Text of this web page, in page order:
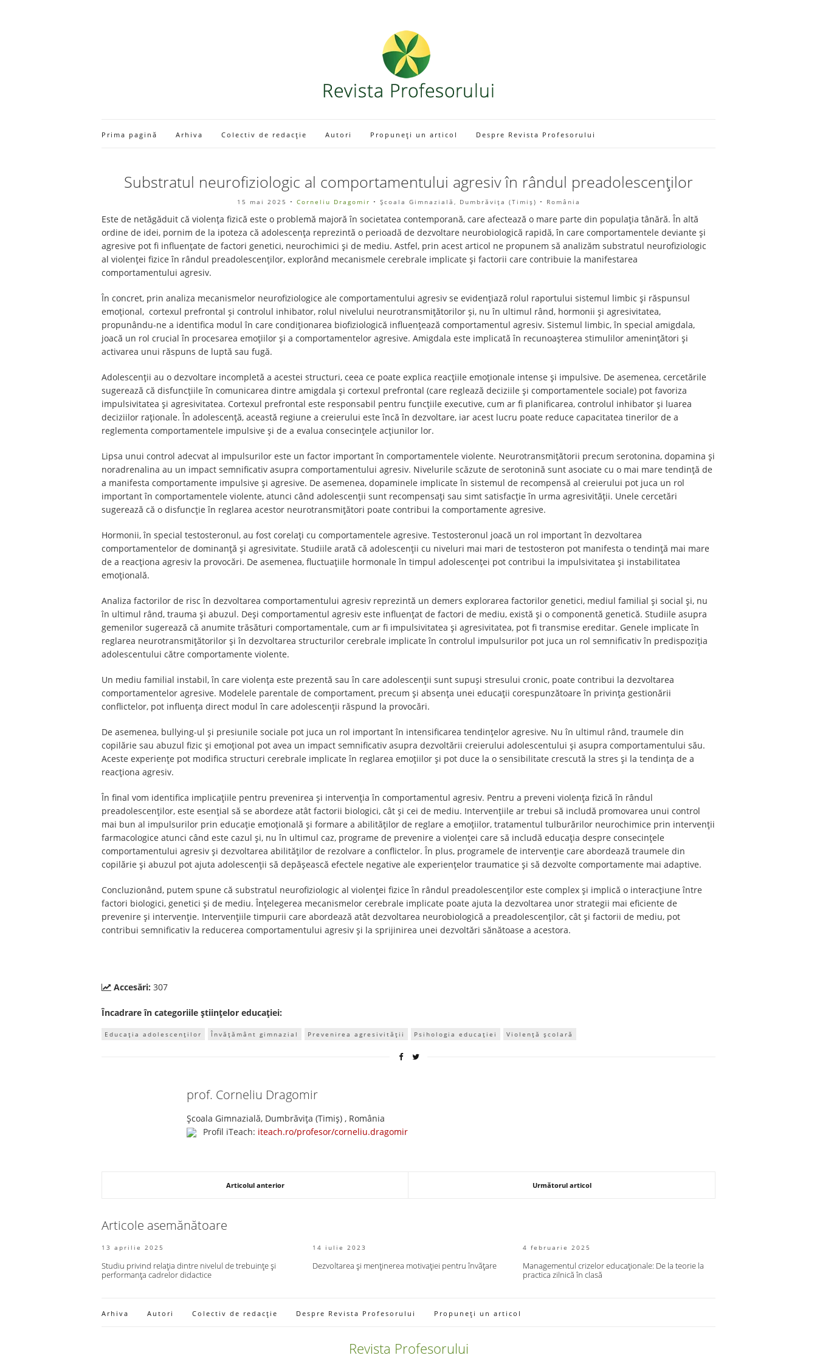
Prima pagină Arhiva Colectiv de redacție Autori Propuneți un articol Despre Revista Profesorului
Substratul neurofiziologic al comportamentului agresiv în rândul preadolescenților
15 mai 2025 • Corneliu Dragomir • Școala Gimnazială, Dumbrăvița (Timiş) • România
Este de netăgăduit că violența fizică este o problemă majoră în societatea contemporană, care afectează o mare parte din populația tânără. În altă
ordine de idei, pornim de la ipoteza că adolescența reprezintă o perioadă de dezvoltare neurobiologică rapidă, în care comportamentele deviante și
agresive pot fi influențate de factori genetici, neurochimici și de mediu. Astfel, prin acest articol ne propunem să analizăm substratul neurofiziologic
al violenței fizice în rândul preadolescenților, explorând mecanismele cerebrale implicate și factorii care contribuie la manifestarea
comportamentului agresiv.
În concret, prin analiza mecanismelor neurofiziologice ale comportamentului agresiv se evidențiază rolul raportului sistemul limbic și răspunsul
emoțional, cortexul prefrontal și controlul inhibator, rolul nivelului neurotransmițătorilor și, nu în ultimul rând, hormonii și agresivitatea,
propunându-ne a identifica modul în care condiționarea biofiziologică influențează comportamentul agresiv. Sistemul limbic, în special amigdala,
joacă un rol crucial în procesarea emoțiilor și a comportamentelor agresive. Amigdala este implicată în recunoașterea stimulilor amenințători și
activarea unui răspuns de luptă sau fugă.
Adolescenții au o dezvoltare incompletă a acestei structuri, ceea ce poate explica reacțiile emoționale intense și impulsive. De asemenea, cercetările
sugerează că disfuncțiile în comunicarea dintre amigdala și cortexul prefrontal (care reglează deciziile și comportamentele sociale) pot favoriza
impulsivitatea și agresivitatea. Cortexul prefrontal este responsabil pentru funcțiile executive, cum ar fi planificarea, controlul inhibator și luarea
deciziilor raționale. În adolescență, această regiune a creierului este încă în dezvoltare, iar acest lucru poate reduce capacitatea tinerilor de a
reglementa comportamentele impulsive și de a evalua consecințele acțiunilor lor.
Lipsa unui control adecvat al impulsurilor este un factor important în comportamentele violente. Neurotransmițătorii precum serotonina, dopamina și
noradrenalina au un impact semnificativ asupra comportamentului agresiv. Nivelurile scăzute de serotonină sunt asociate cu o mai mare tendință de
a manifesta comportamente impulsive și agresive. De asemenea, dopaminele implicate în sistemul de recompensă al creierului pot juca un rol
important în comportamentele violente, atunci când adolescenții sunt recompensați sau simt satisfacție în urma agresivității. Unele cercetări
sugerează că o disfuncție în reglarea acestor neurotransmițători poate contribui la comportamente agresive.
Hormonii, în special testosteronul, au fost corelați cu comportamentele agresive. Testosteronul joacă un rol important în dezvoltarea
comportamentelor de dominanță și agresivitate. Studiile arată că adolescenții cu niveluri mai mari de testosteron pot manifesta o tendință mai mare
de a reacționa agresiv la provocări. De asemenea, fluctuațiile hormonale în timpul adolescenței pot contribui la impulsivitatea și instabilitatea
emoțională.
Analiza factorilor de risc în dezvoltarea comportamentului agresiv reprezintă un demers explorarea factorilor genetici, mediul familial și social și, nu
în ultimul rând, trauma și abuzul. Deși comportamentul agresiv este influențat de factori de mediu, există și o componentă genetică. Studiile asupra
gemenilor sugerează că anumite trăsături comportamentale, cum ar fi impulsivitatea și agresivitatea, pot fi transmise ereditar. Genele implicate în
reglarea neurotransmițătorilor și în dezvoltarea structurilor cerebrale implicate în controlul impulsurilor pot juca un rol semnificativ în predispoziția
adolescentului către comportamente violente.
Un mediu familial instabil, în care violența este prezentă sau în care adolescenții sunt supuși stresului cronic, poate contribui la dezvoltarea
comportamentelor agresive. Modelele parentale de comportament, precum și absența unei educații corespunzătoare în privința gestionării
conflictelor, pot influența direct modul în care adolescenții răspund la provocări.
De asemenea, bullying-ul și presiunile sociale pot juca un rol important în intensificarea tendințelor agresive. Nu în ultimul rând, traumele din
copilărie sau abuzul fizic și emoțional pot avea un impact semnificativ asupra dezvoltării creierului adolescentului și asupra comportamentului său.
Aceste experiențe pot modifica structuri cerebrale implicate în reglarea emoțiilor și pot duce la o sensibilitate crescută la stres și la tendința de a
reacționa agresiv.
În final vom identifica implicațiile pentru prevenirea și intervenția în comportamentul agresiv. Pentru a preveni violența fizică în rândul
preadolescenților, este esențial să se abordeze atât factorii biologici, cât și cei de mediu. Intervențiile ar trebui să includă promovarea unui control
mai bun al impulsurilor prin educație emoțională și formare a abilităților de reglare a emoțiilor, tratamentul tulburărilor neurochimice prin intervenții
farmacologice atunci când este cazul și, nu în ultimul caz, programe de prevenire a violenței care să includă educația despre consecințele
comportamentului agresiv și dezvoltarea abilităților de rezolvare a conflictelor. În plus, programele de intervenție care abordează traumele din
copilărie și abuzul pot ajuta adolescenții să depășească efectele negative ale experiențelor traumatice și să dezvolte comportamente mai adaptive.
Concluzionând, putem spune că substratul neurofiziologic al violenței fizice în rândul preadolescenților este complex și implică o interacțiune între
factori biologici, genetici și de mediu. Înțelegerea mecanismelor cerebrale implicate poate ajuta la dezvoltarea unor strategii mai eficiente de
prevenire și intervenție. Intervențiile timpurii care abordează atât dezvoltarea neurobiologică a preadolescenților, cât și factorii de mediu, pot
contribui semnificativ la reducerea comportamentului agresiv și la sprijinirea unei dezvoltări sănătoase a acestora.
Accesări: 307
Încadrare în categoriile științelor educației:
Educația adolescenților Învățământ gimnazial Prevenirea agresivității Psihologia educației Violență școlară
prof. Corneliu Dragomir
Școala Gimnazială, Dumbrăvița (Timiş) , România
Profil iTeach: iteach.ro/profesor/corneliu.dragomir
Articolul anterior Următorul articol
Articole asemănătoare
13 aprilie 2025
Studiu privind relația dintre nivelul de trebuințe și
performanța cadrelor didactice
14 iulie 2023
Dezvoltarea și menținerea motivației pentru învățare
4 februarie 2025
Managementul crizelor educaționale: De la teorie la
practica zilnică în clasă
Arhiva Autori Colectiv de redacție Despre Revista Profesorului Propuneți un articol
Revista Profesorului